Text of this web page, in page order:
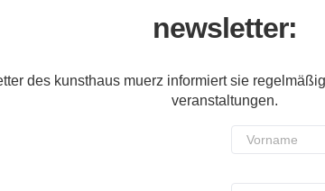
newsletter:
des kunsthaus muerz informiert sie
veranstaltungen.